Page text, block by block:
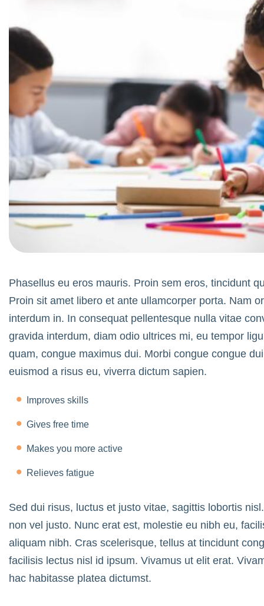
Phasellus eu eros mauris. Proin sem eros, tincidunt
Proin sit amet libero et ante ullamcorper porta. Nam
interdum in. In consequat pellentesque nulla vitae
gravida interdum, diam odio ultrices mi, eu tempor
quam, congue maximus dui. Morbi congue congue
euismod a risus eu, viverra dictum sapien.
Improves skills
Gives free time
Makes you more active
Relieves fatigue
Sed dui risus, luctus et justo vitae, sagittis lobortis
non vel justo. Nunc erat est, molestie eu nibh eu,
aliquam nibh. Cras scelerisque, tellus at tincidunt
facilisis lectus nisl id ipsum. Vivamus ut elit erat.
hac habitasse platea dictumst.